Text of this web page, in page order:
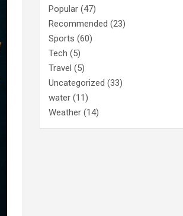
Popular (47)
Recommended (23)
Sports (60)
Tech (5)
Travel (5)
Uncategorized (33)
water (11)
Weather (14)